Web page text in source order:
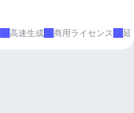
高速生成 商用ライセンス 延